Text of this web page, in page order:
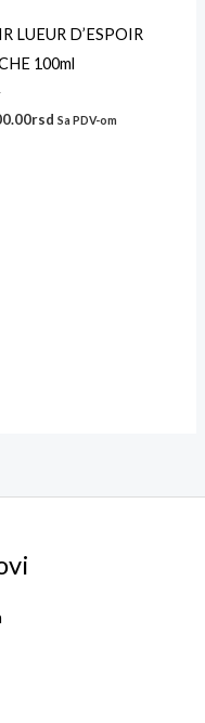
LUEUR D’ESPOIR
100ml
rsd Sa PDV-om